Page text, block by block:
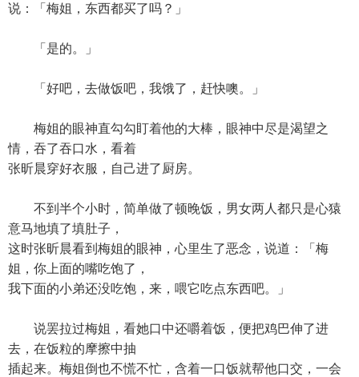
说：「梅姐，东西都买了吗？」
「是的。」
「好吧，去做饭吧，我饿了，赶快噢。」
梅姐的眼神直勾勾盯着他的大棒，眼神中尽是渴望之
情，吞了吞口水，看着
张昕晨穿好衣服，自己进了厨房。
不到半个小时，简单做了顿晚饭，男女两人都只是心猿
意马地填了填肚子，
这时张昕晨看到梅姐的眼神，心里生了恶念，说道：「梅
姐，你上面的嘴吃饱了，
我下面的小弟还没吃饱，来，喂它吃点东西吧。」
说罢拉过梅姐，看她口中还嚼着饭，便把鸡巴伸了进
去，在饭粒的摩擦中抽
插起来。梅姐倒也不慌不忙，含着一口饭就帮他口交，一会